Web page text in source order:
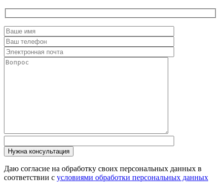
Даю согласие на обработку своих персональных данных в
соответствии с условиями обработки персональных данных